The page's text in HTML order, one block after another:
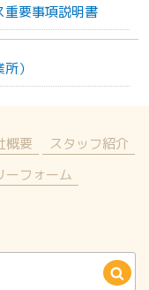
重要事項説明書
）
概要
スタッフ紹介
ーフォーム
検